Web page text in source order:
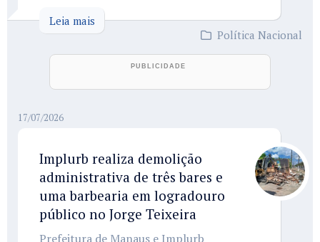
Leia mais
Política Nacional
17/07/2026
Implurb realiza demolição
administrativa de três bares e
uma barbearia em logradouro
público no Jorge Teixeira
Prefeitura de Manaus e Implurb